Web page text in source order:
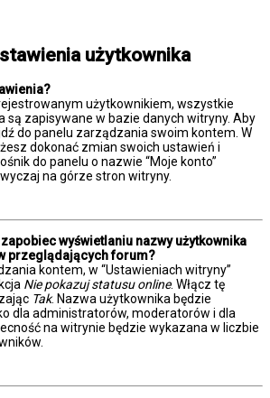
użytkownika
użytkownikiem, wszystkie
są zapisywane w bazie danych witryny. Aby
do panelu zarządzania swoim kontem. W
dokonać zmian swoich ustawień i
do panelu o nazwie “Moje konto”
na górze stron witryny.
wyświetlaniu nazwy użytkownika
przeglądających forum?
kontem, w “Ustawieniach witryny”
Nie pokazuj statusu online. Włącz tę
Tak. Nazwa użytkownika będzie
dla administratorów, moderatorów i dla
na witrynie będzie wykazana w liczbie